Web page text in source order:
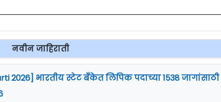
नवीन जाहिराती
2026] भारतीय स्टेट बँकेत लिपिक पदाच्या 1538 जागांसाठी